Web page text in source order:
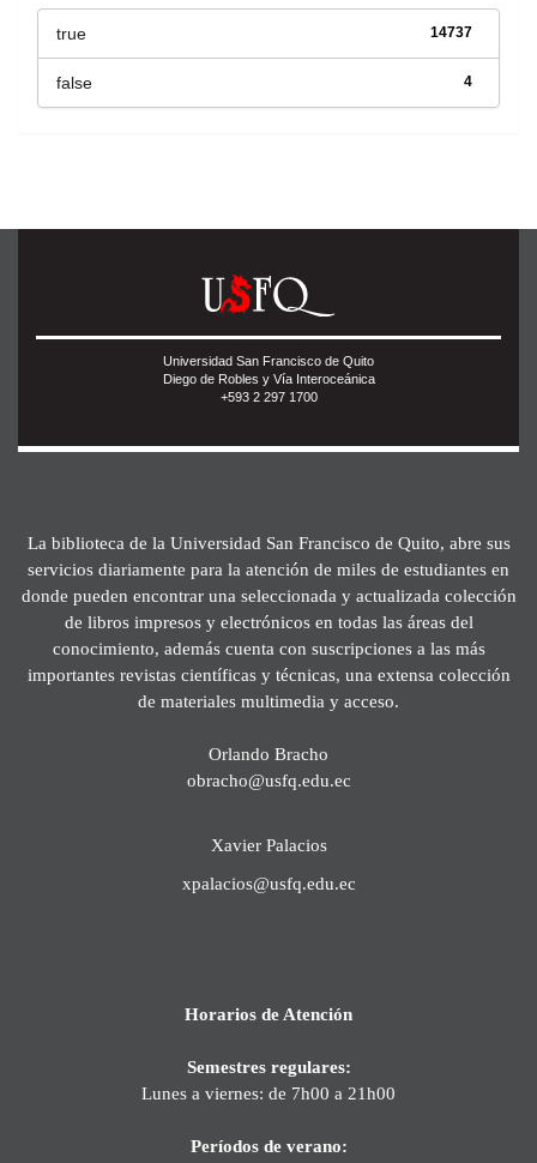
14737
true
4
false
Universidad San Francisco de Quito
Diego de Robles y Vía Interoceánica
+593 2 297 1700
La biblioteca de la Universidad San Francisco de Quito, abre sus
servicios diariamente para la atención de miles de estudiantes en
donde pueden encontrar una seleccionada y actualizada colección
de libros impresos y electrónicos en todas las áreas del
conocimiento, además cuenta con suscripciones a las más
importantes revistas científicas y técnicas, una extensa colección
de materiales multimedia y acceso.
Orlando Bracho
obracho@usfq.edu.ec
Xavier Palacios
xpalacios@usfq.edu.ec
Horarios de Atención
Semestres regulares:
Lunes a viernes: de 7h00 a 21h00
Períodos de verano: